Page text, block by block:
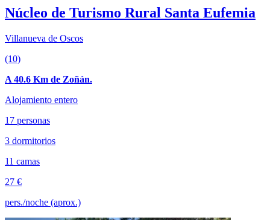
Núcleo de Turismo Rural Santa Eufemia
Villanueva de Oscos
(10)
A 40.6 Km de Zoñán.
Alojamiento entero
17 personas
3 dormitorios
11 camas
27 €
pers./noche (aprox.)